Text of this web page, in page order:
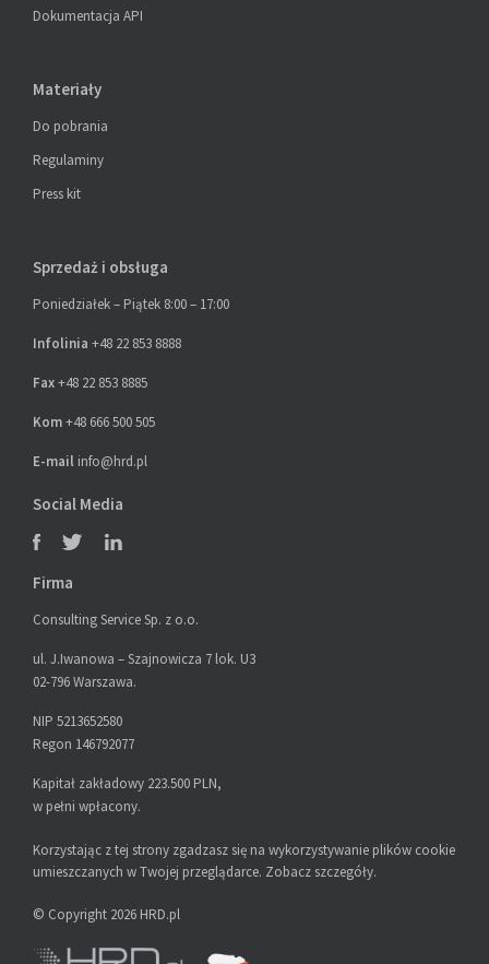
Dokumentacja API
Materiały
Do pobrania
Regulaminy
Press kit
Sprzedaż i obsługa
Poniedziałek – Piątek 8:00 – 17:00
Infolinia +48 22 853 8888
Fax+48 22 853 8885
Kom+48 666 500 505
E-mail info@hrd.pl
Social Media
Firma
Consulting Service Sp. z o.o.
ul. J.Iwanowa – Szajnowicza 7 lok. U3
02-796 Warszawa.
NIP 5213652580
Regon 146792077
Kapitał zakładowy 223.500 PLN,
w pełni wpłacony.
Korzystając z tej strony zgadzasz się na wykorzystywanie plików cookie
umieszczanych w Twojej przeglądarce. Zobacz szczegóły.
© Copyright 2026 HRD.pl